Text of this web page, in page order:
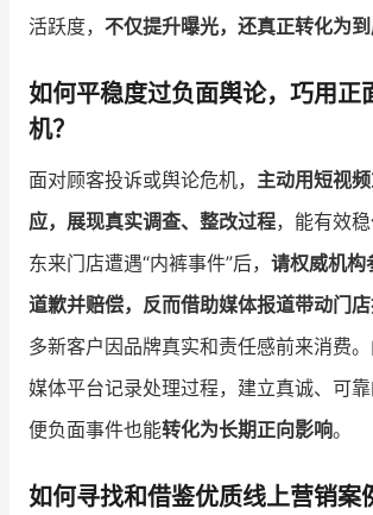
活跃度， 不仅提升曝光，还真正转化为
如何平稳度过负面舆论，巧用正
机？
面对顾客投诉或舆论危机， 主动用短视
应，展现真实调查、整改过程，能有效
东来门店遭遇“内裤事件”后， 请权威机构
道歉并赔偿，反而借助媒体报道带动门
多新客户因品牌真实和责任感前来消费
媒体平台记录处理过程，建立真诚、可
便负面事件也能转化为长期正向影响。
如何寻找和借鉴优质线上营销案